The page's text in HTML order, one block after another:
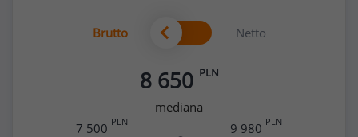
Brutto Netto
8 650 PLN
mediana
7 500 PLN 9 980 PLN